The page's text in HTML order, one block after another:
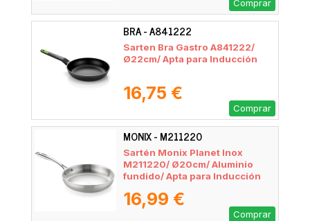
Comprar
BRA - A841222
Sarten Bra Gastro A841222/
Ø22cm/ Apta para Inducción
16,75 €
Comprar
MONIX - M211220
Sartén Monix Planet Inox
M211220/ Ø20cm/ Aluminio
fundido/ Apta para Inducción
16,99 €
Comprar